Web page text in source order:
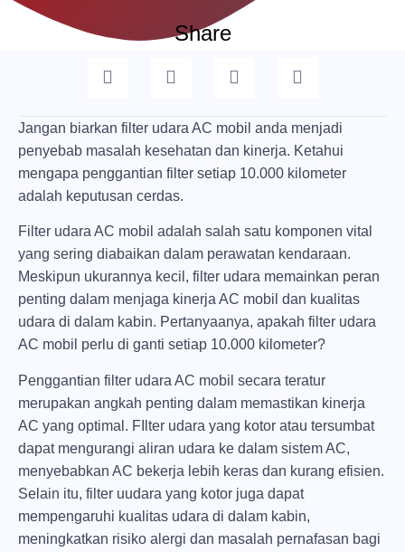
Share
Jangan biarkan filter udara AC mobil anda menjadi
penyebab masalah kesehatan dan kinerja. Ketahui
mengapa penggantian filter setiap 10.000 kilometer
adalah keputusan cerdas.
Filter udara AC mobil adalah salah satu komponen vital
yang sering diabaikan dalam perawatan kendaraan.
Meskipun ukurannya kecil, filter udara memainkan peran
penting dalam menjaga kinerja AC mobil dan kualitas
udara di dalam kabin. Pertanyaanya, apakah filter udara
AC mobil perlu di ganti setiap 10.000 kilometer?
Penggantian filter udara AC mobil secara teratur
merupakan angkah penting dalam memastikan kinerja
AC yang optimal. FIlter udara yang kotor atau tersumbat
dapat mengurangi aliran udara ke dalam sistem AC,
menyebabkan AC bekerja lebih keras dan kurang efisien.
Selain itu, filter uudara yang kotor juga dapat
mempengaruhi kualitas udara di dalam kabin,
meningkatkan risiko alergi dan masalah pernafasan bagi